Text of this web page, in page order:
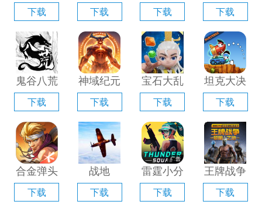
手游电脑
版「含模
拟器」
下载
语2电脑
版「含模
拟器」
下载
电脑版
「含模拟
器」
下载
队电脑版
「含模拟
器」
下载
鬼谷八荒
手游电脑
版「含模
拟器」
下载
神域纪元
电脑版
「含模拟
器」
下载
宝石大乱
斗电脑版
「含模拟
器」
下载
坦克大决
战电脑版
「含模拟
器」
下载
合金弹头
觉醒电脑
版「含模
下载
战地
1939电
脑版「含
下载
雷霆小分
队电脑版
「含模拟
下载
王牌战争
手游电脑
版「含模
下载